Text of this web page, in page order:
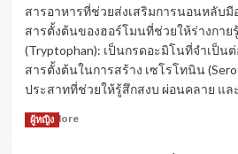
สารอาหารที่ช่วยส่งเสริมการนอนหลับ
สารตั้งต้นของฮอร์โมนที่ช่วยให้ร่างกาย
(Tryptophan): เป็นกรดอะมิโนที่จำเป็น
สารตั้งต้นในการสร้าง เซโรโทนิน
ประสาทที่ช่วยให้รู้สึกสงบ ผ่อนคลาย แล
Read MoreRead
ผู้หญิง